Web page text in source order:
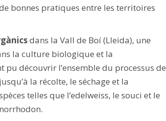
bonnes pratiques entre les territoires
dans la Vall de Boí (Lleida), une
la culture biologique et la
découvrir l’ensemble du processus de
la récolte, le séchage et la
telles que l’edelweiss, le souci et le